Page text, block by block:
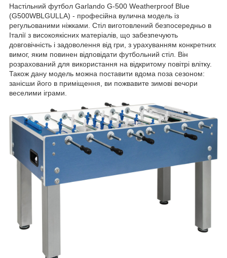
Настільний футбол Garlando G-500 Weatherproof Blue
(G500WBLGULLA) - професійна вулична модель із
регульованими ніжками. Стіл виготовлений безпосередньо в
Італії з високоякісних матеріалів, що забезпечують
довговічність і задоволення від гри, з урахуванням конкретних
вимог, яким повинен відповідати футбольний стіл. Він
розрахований для використання на відкритому повітрі влітку.
Також дану модель можна поставити вдома поза сезоном:
занісши його в приміщення, ви пожвавите зимові вечори
веселими іграми.